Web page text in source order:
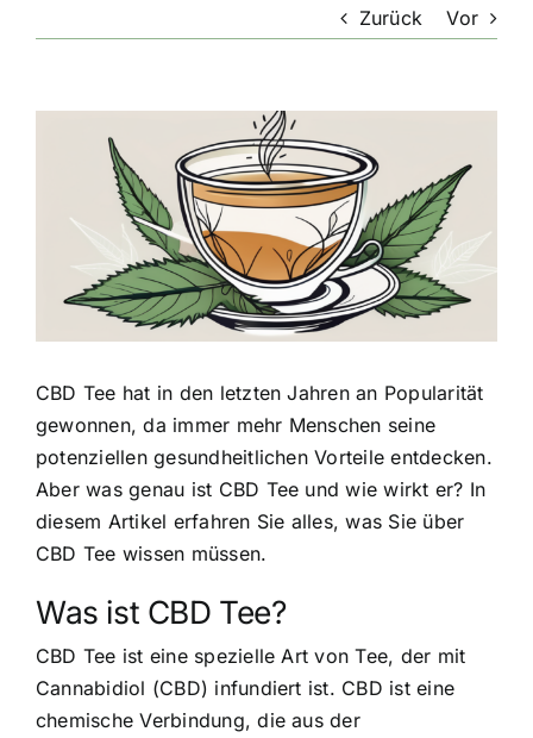
Zurück Vor
grösseres
CBD Tee hat in den letzten Jahren an Popularität
gewonnen, da immer mehr Menschen seine
potenziellen gesundheitlichen Vorteile entdecken.
Aber was genau ist CBD Tee und wie wirkt er? In
diesem Artikel erfahren Sie alles, was Sie über
CBD Tee wissen müssen.
Was ist CBD Tee?
CBD Tee ist eine spezielle Art von Tee, der mit
Cannabidiol (CBD) infundiert ist. CBD ist eine
chemische Verbindung, die aus der